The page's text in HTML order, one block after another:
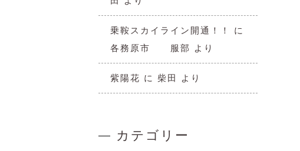
乗鞍スカイライン開通！！
に
各務原市 服部
より
紫陽花 に 柴田 より
カテゴリー